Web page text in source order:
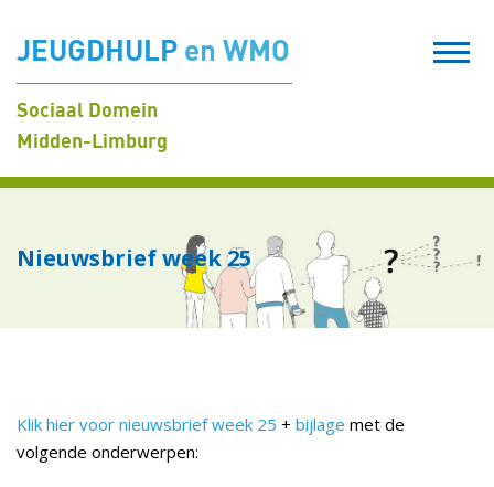
JEUGDHULP en WMO
Sociaal Domein
Midden-Limburg
Nieuwsbrief week 25
Klik hier voor nieuwsbrief week 25 + bijlage met de
volgende onderwerpen: